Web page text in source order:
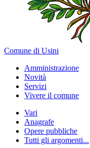
Comune di Usini
Amministrazione
Novità
Servizi
Vivere il comune
Vari
Anagrafe
Opere pubbliche
Tutti gli argomenti...